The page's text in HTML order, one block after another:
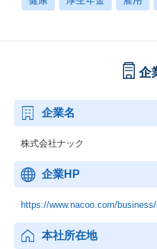
企
企業名
株式会社ナック
企業HP
https://www.nacoo.com/
本社所在地